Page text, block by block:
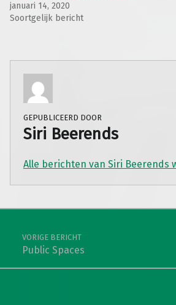
januari 14, 2020
Soortgelijk bericht
GEPUBLICEERD DOOR
Siri Beerends
Alle berichten van Siri Beerends
Teruggaan naar de hoofdnavigatie
Berichtnavigatie
VORIGE BERICHT
Public Spaces